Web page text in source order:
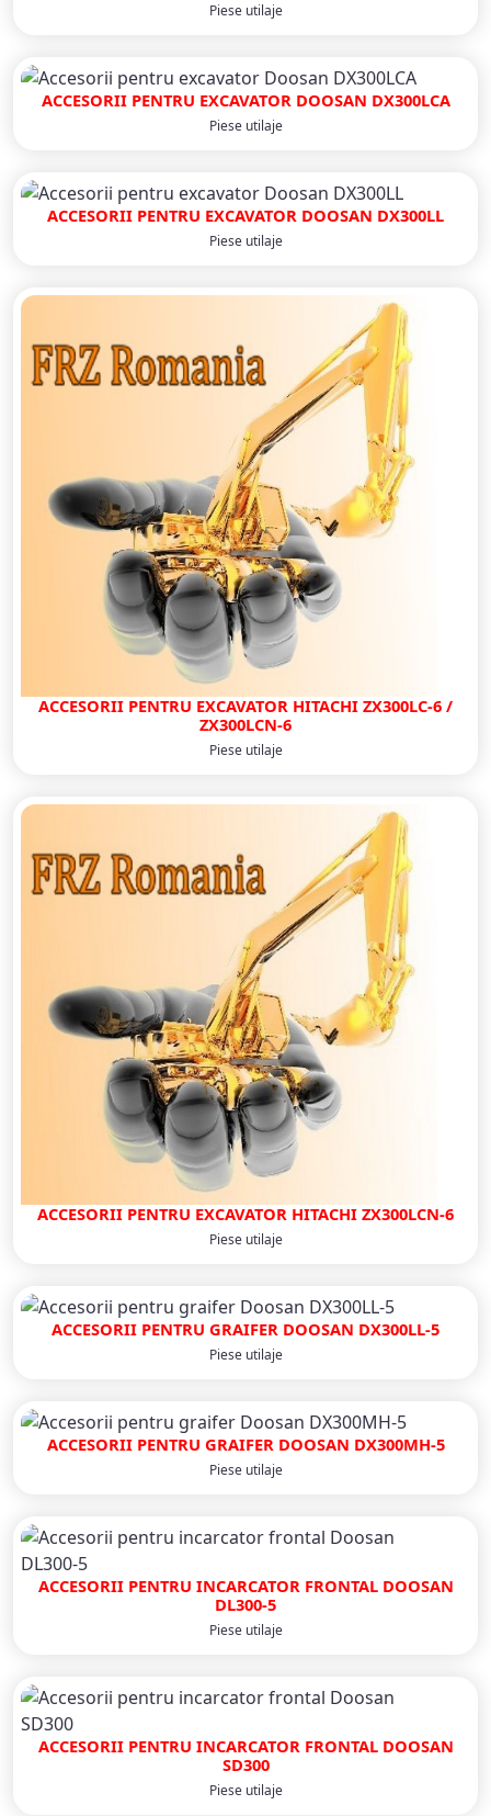
Piese utilaje
ACCESORII PENTRU EXCAVATOR DOOSAN DX300LCA
Piese utilaje
ACCESORII PENTRU EXCAVATOR DOOSAN DX300LL
Piese utilaje
ACCESORII PENTRU EXCAVATOR HITACHI ZX300LC-6 /
ZX300LCN-6
Piese utilaje
ACCESORII PENTRU EXCAVATOR HITACHI ZX300LCN-6
Piese utilaje
ACCESORII PENTRU GRAIFER DOOSAN DX300LL-5
Piese utilaje
ACCESORII PENTRU GRAIFER DOOSAN DX300MH-5
Piese utilaje
ACCESORII PENTRU INCARCATOR FRONTAL DOOSAN
DL300-5
Piese utilaje
ACCESORII PENTRU INCARCATOR FRONTAL DOOSAN
SD300
Piese utilaje